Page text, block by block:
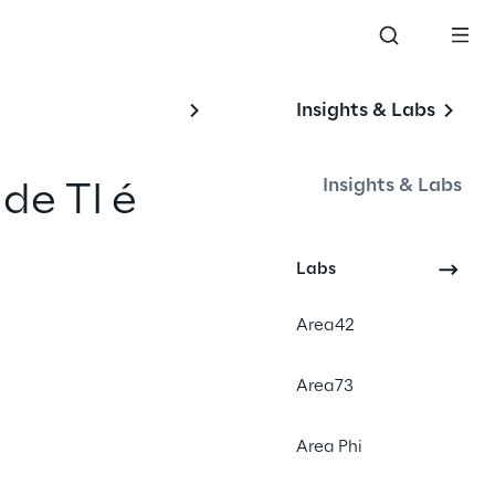
Insights & Labs
Insights & Labs
Labs
Area42
Area73
Area Phi
TI é
da IA